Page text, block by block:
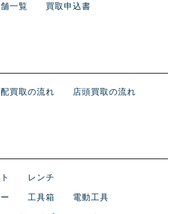
一覧 買取申込書
買取の流れ 店頭買取の流れ
レンチ
工具箱 電動工具